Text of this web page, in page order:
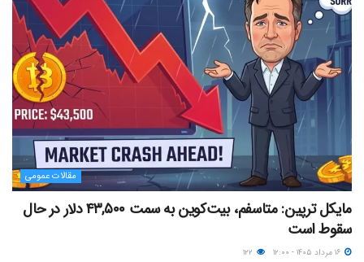
مقالات عمومی
مایکل ترپین: متاسفم، بیت‌کوین به سمت ۴۳,۵۰۰ دلار در حال
سقوط است